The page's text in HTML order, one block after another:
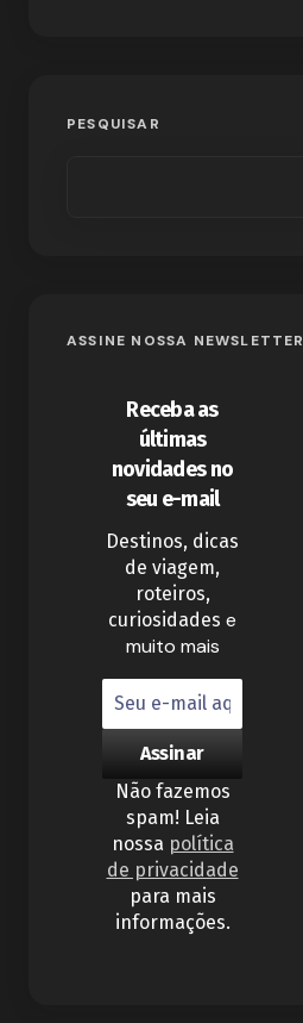
PESQUISAR
ASSINE NOSSA NEWSLETTER
Receba as
últimas
novidades no
seu e-mail
Destinos, dicas
de viagem,
roteiros,
curiosidades e
muito mais
Não fazemos
spam! Leia
nossa política
de privacidade
para mais
informações.